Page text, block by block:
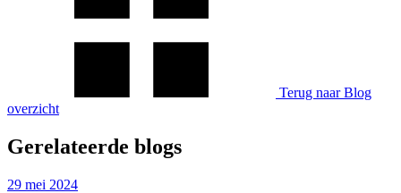
Terug naar Blog
overzicht
Gerelateerde blogs
29 mei 2024